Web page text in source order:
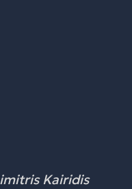
Kairidis